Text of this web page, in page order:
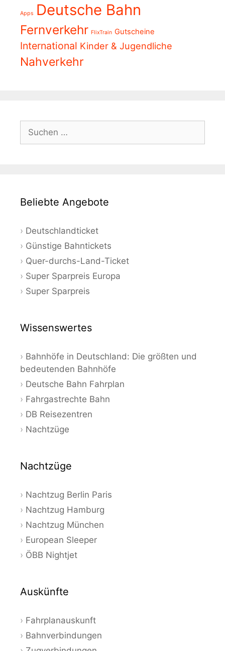
Apps Deutsche Bahn
Fernverkehr FlixTrain Gutscheine
International Kinder & Jugendliche
Nahverkehr
nach:
Beliebte Angebote
Deutschlandticket
Günstige Bahntickets
Quer-durchs-Land-Ticket
Super Sparpreis Europa
Super Sparpreis
Wissenswertes
Bahnhöfe in Deutschland: Die größten und
bedeutenden Bahnhöfe
Deutsche Bahn Fahrplan
Fahrgastrechte Bahn
DB Reisezentren
Nachtzüge
Nachtzüge
Nachtzug Berlin Paris
Nachtzug Hamburg
Nachtzug München
European Sleeper
ÖBB Nightjet
Auskünfte
Fahrplanauskunft
Bahnverbindungen